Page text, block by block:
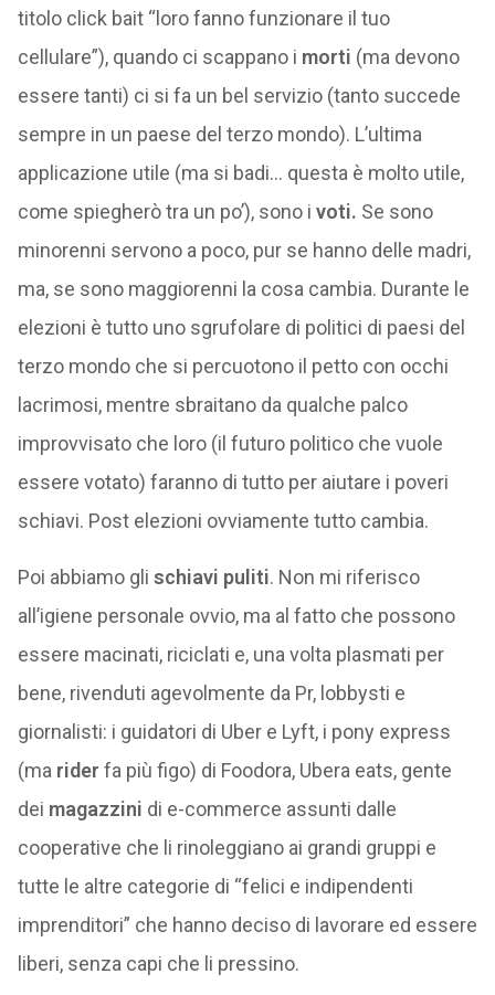
titolo click bait “loro fanno funzionare il tuo
cellulare”), quando ci scappano i morti (ma devono
essere tanti) ci si fa un bel servizio (tanto succede
sempre in un paese del terzo mondo). L’ultima
applicazione utile (ma si badi… questa è molto utile,
come spiegherò tra un po’), sono i voti. Se sono
minorenni servono a poco, pur se hanno delle madri,
ma, se sono maggiorenni la cosa cambia. Durante le
elezioni è tutto uno sgrufolare di politici di paesi del
terzo mondo che si percuotono il petto con occhi
lacrimosi, mentre sbraitano da qualche palco
improvvisato che loro (il futuro politico che vuole
essere votato) faranno di tutto per aiutare i poveri
schiavi. Post elezioni ovviamente tutto cambia.
Poi abbiamo gli schiavi puliti. Non mi riferisco
all’igiene personale ovvio, ma al fatto che possono
essere macinati, riciclati e, una volta plasmati per
bene, rivenduti agevolmente da Pr, lobbysti e
giornalisti: i guidatori di Uber e Lyft, i pony express
(ma rider fa più figo) di Foodora, Ubera eats, gente
dei magazzini di e-commerce assunti dalle
cooperative che li rinoleggiano ai grandi gruppi e
tutte le altre categorie di “felici e indipendenti
imprenditori” che hanno deciso di lavorare ed essere
liberi, senza capi che li pressino.